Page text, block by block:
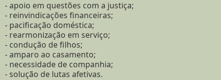
- apoio em questões com a justiça;
- reinvindicações financeiras;
- pacificação doméstica;
- rearmonização em serviço;
- condução de filhos;
- amparo ao casamento;
- necessidade de companhia;
- solução de lutas afetivas.